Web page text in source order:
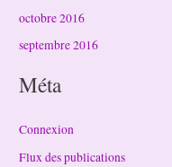
octobre 2016
septembre 2016
Méta
Connexion
Flux des publications